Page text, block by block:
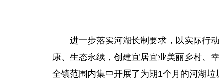
进一步落实河湖长制要求，以实际行
康、生态永续，创建宜居宜业美丽乡村、
全镇范围内集中开展了为期1个月的河湖垃